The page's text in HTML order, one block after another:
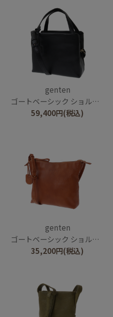
genten
ゴートベーシック ショルダーバッグ
59,400円(税込)
genten
ゴートベーシック ショルダーバッグ
35,200円(税込)